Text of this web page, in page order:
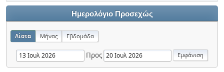
Ημερολόγιο Προσεχώς
Λίστα Μήνας Εβδομάδα
Προς